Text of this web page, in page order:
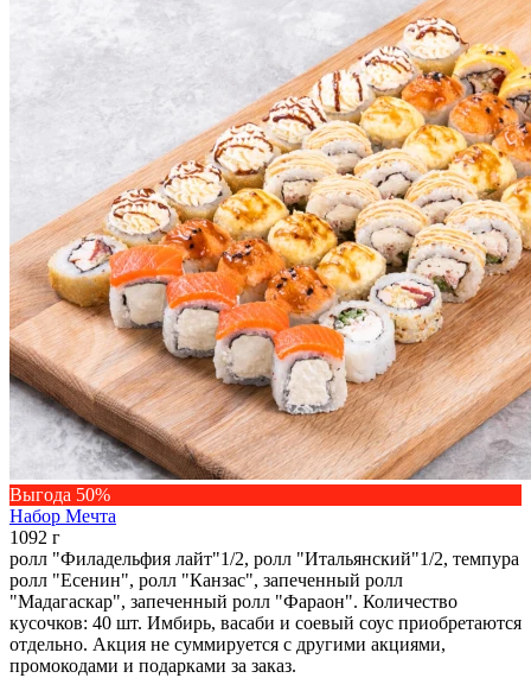
Выгода 50%
Набор Мечта
1092 г
ролл "Филадельфия лайт"1/2, ролл "Итальянский"1/2, темпура
ролл "Есенин", ролл "Канзас", запеченный ролл
"Мадагаскар", запеченный ролл "Фараон". Количество
кусочков: 40 шт. Имбирь, васаби и соевый соус приобретаются
отдельно. Акция не суммируется с другими акциями,
промокодами и подарками за заказ.